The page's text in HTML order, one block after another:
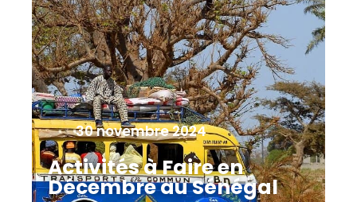
30 novembre 2024
Activités à Faire en
Décembre au Sénégal